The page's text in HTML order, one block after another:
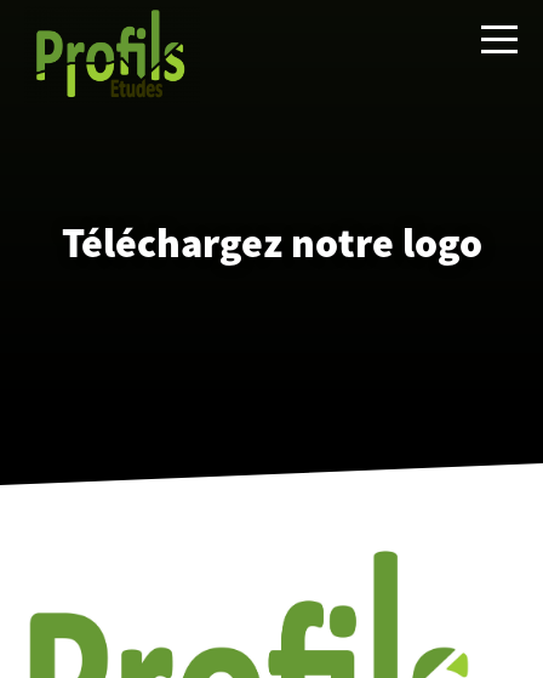
Téléchargez notre logo